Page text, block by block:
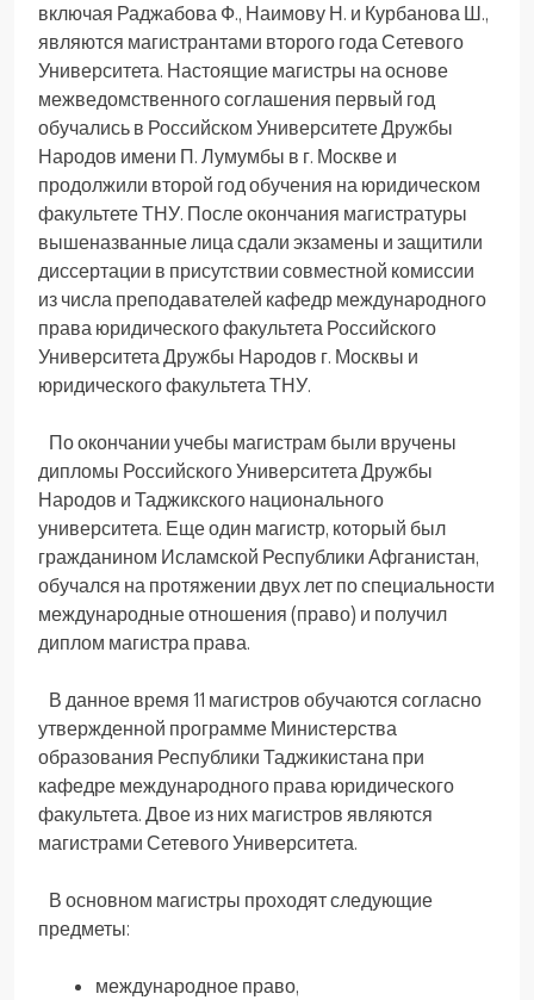
включая Раджабова Ф., Наимову Н. и Курбанова Ш.,
являются магистрантами второго года Сетевого
Университета. Настоящие магистры на основе
межведомственного соглашения первый год
обучались в Российском Университете Дружбы
Народов имени П. Лумумбы в г. Москве и
продолжили второй год обучения на юридическом
факультете ТНУ. После окончания магистратуры
вышеназванные лица сдали экзамены и защитили
диссертации в присутствии совместной комиссии
из числа преподавателей кафедр международного
права юридического факультета Российского
Университета Дружбы Народов г. Москвы и
юридического факультета ТНУ.
По окончании учебы магистрам были вручены
дипломы Российского Университета Дружбы
Народов и Таджикского национального
университета. Еще один магистр, который был
гражданином Исламской Республики Афганистан,
обучался на протяжении двух лет по специальности
международные отношения (право) и получил
диплом магистра права.
В данное время 11 магистров обучаются согласно
утвержденной программе Министерства
образования Республики Таджикистана при
кафедре международного права юридического
факультета. Двое из них магистров являются
магистрами Сетевого Университета.
В основном магистры проходят следующие
предметы:
международное право,